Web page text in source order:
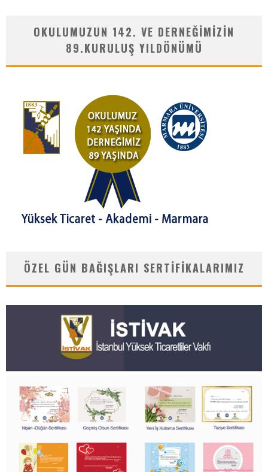
OKULUMUZUN 142. VE DERNEĞIMIZIN
89.KURULUŞ YILDÖNÜMÜ
ÖZEL GÜN BAĞIŞLARI SERTIFIKALARIMIZ